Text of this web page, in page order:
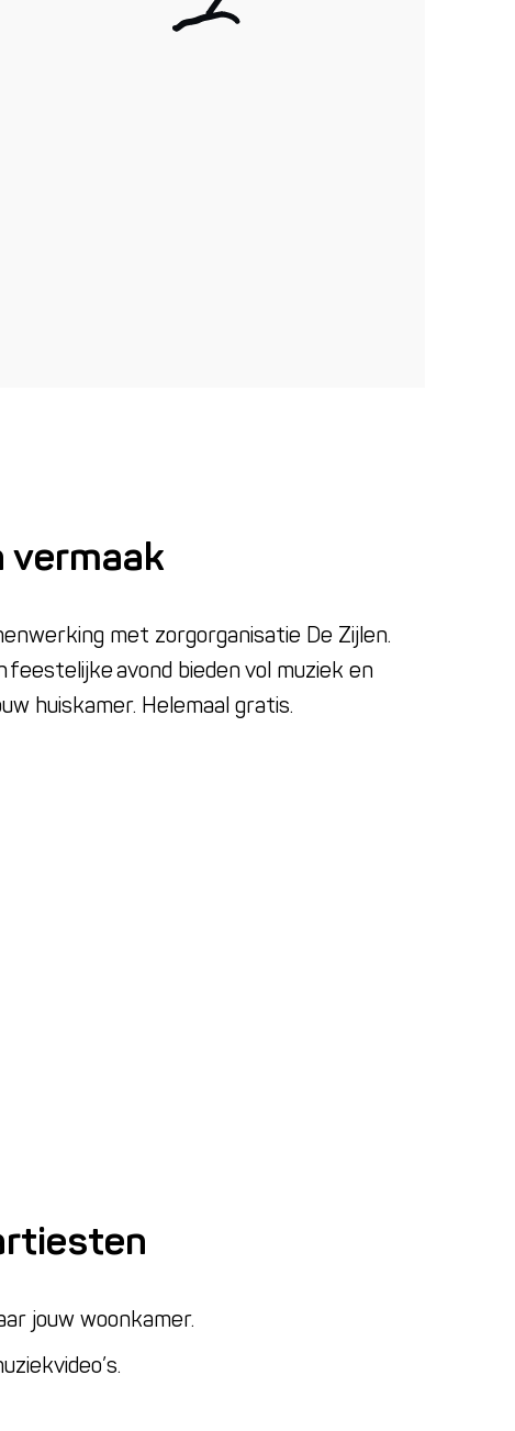
vermaak
met zorgorganisatie De Zijlen.
avond bieden vol muziek en
huiskamer. Helemaal gratis.
jouw woonkamer.